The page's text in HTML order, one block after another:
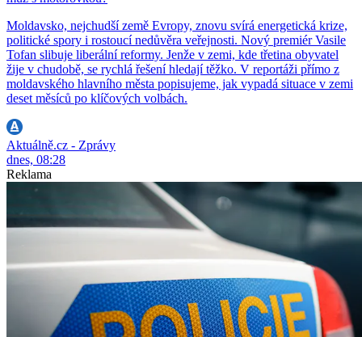
Moldavsko, nejchudší země Evropy, znovu svírá energetická krize,
politické spory i rostoucí nedůvěra veřejnosti. Nový premiér Vasile
Tofan slibuje liberální reformy. Jenže v zemi, kde třetina obyvatel
žije v chudobě, se rychlá řešení hledají těžko. V reportáži přímo z
moldavského hlavního města popisujeme, jak vypadá situace v zemi
deset měsíců po klíčových volbách.
Aktuálně.cz - Zprávy
dnes, 08:28
Reklama